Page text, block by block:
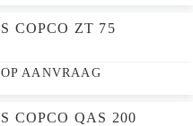
COPCO ZT 75
AANVRAAG
COPCO QAS 200